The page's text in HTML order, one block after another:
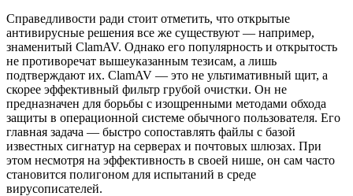
Справедливости ради стоит отметить, что открытые
антивирусные решения все же существуют — например,
знаменитый ClamAV. Однако его популярность и открытость
не противоречат вышеуказанным тезисам, а лишь
подтверждают их. ClamAV — это не ультимативный щит, а
скорее эффективный фильтр грубой очистки. Он не
предназначен для борьбы с изощренными методами обхода
защиты в операционной системе обычного пользователя. Его
главная задача — быстро сопоставлять файлы с базой
известных сигнатур на серверах и почтовых шлюзах. При
этом несмотря на эффективность в своей нише, он сам часто
становится полигоном для испытаний в среде
вирусописателей.